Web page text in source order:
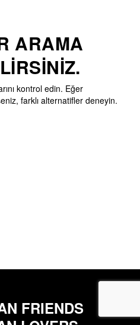
ARAMA
kontrol edin. Eğer
farklı alternatifler deneyin.
FRIENDS